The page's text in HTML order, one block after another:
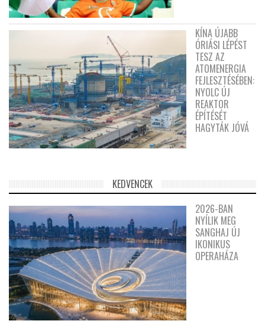
KÍNA ÚJABB
ÓRIÁSI LÉPÉST
TESZ AZ
ATOMENERGIA
FEJLESZTÉSÉBEN:
NYOLC ÚJ
REAKTOR
ÉPÍTÉSÉT
HAGYTÁK JÓVÁ
KEDVENCEK
2026-BAN
NYÍLIK MEG
SANGHAJ ÚJ
IKONIKUS
OPERAHÁZA